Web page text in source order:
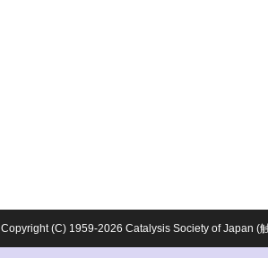
Copyright (C) 1959-2026 Catalysis Society of Japan (